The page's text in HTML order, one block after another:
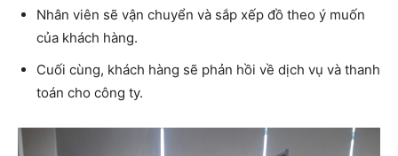
Nhân viên sẽ vận chuyển và sắp xếp đồ theo ý muốn
của khách hàng.
Cuối cùng, khách hàng sẽ phản hồi về dịch vụ và thanh
toán cho công ty.